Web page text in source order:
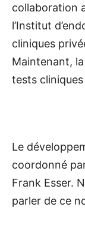
collaboration
l’Institut
cliniques
Maintenant,
tests
Le
coordonné
Frank Esser.
parler de ce